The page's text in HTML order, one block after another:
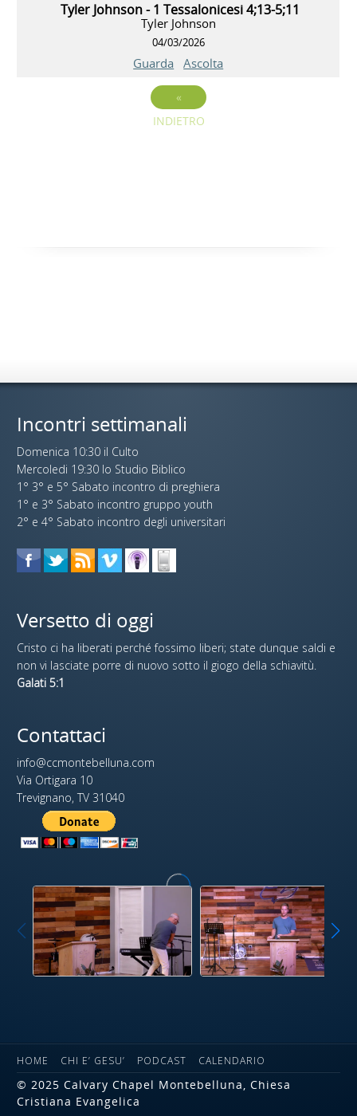
Tyler Johnson - 1 Tessalonicesi 4;13-5;11
Tyler Johnson
04/03/2026
Guarda Ascolta
«
INDIETRO
Incontri settimanali
Domenica 10:30 il Culto
Mercoledi 19:30 lo Studio Biblico
1° 3° e 5° Sabato incontro di preghiera
1° e 3° Sabato incontro gruppo youth
2° e 4° Sabato incontro degli universitari
Versetto di oggi
Cristo ci ha liberati perché fossimo liberi; state dunque saldi e
non vi lasciate porre di nuovo sotto il giogo della schiavitù.
Galati 5:1
Contattaci
info@ccmontebelluna.com
Via Ortigara 10
Trevignano, TV 31040
HOME CHI E’ GESU’ PODCAST CALENDARIO
© 2025 Calvary Chapel Montebelluna, Chiesa
Cristiana Evangelica